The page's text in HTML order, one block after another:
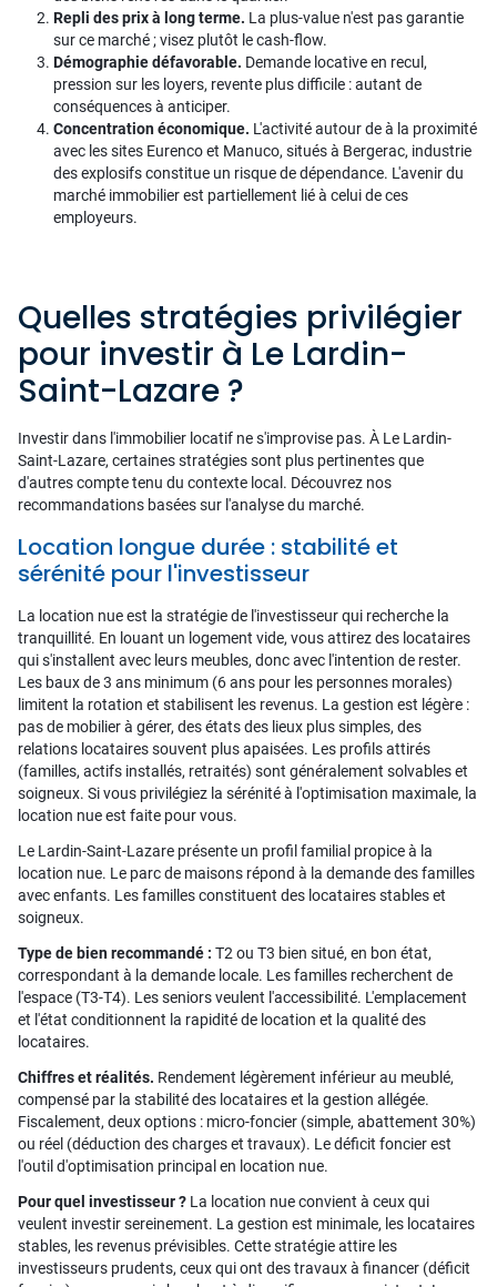
Repli des prix à long terme. La plus-value n'est pas garantie
sur ce marché ; visez plutôt le cash-flow.
Démographie défavorable. Demande locative en recul,
pression sur les loyers, revente plus difficile : autant de
conséquences à anticiper.
Concentration économique. L'activité autour de à la proximité
avec les sites Eurenco et Manuco, situés à Bergerac, industrie
des explosifs constitue un risque de dépendance. L'avenir du
marché immobilier est partiellement lié à celui de ces
employeurs.
Quelles stratégies privilégier
pour investir à Le Lardin-
Saint-Lazare ?
Investir dans l'immobilier locatif ne s'improvise pas. À Le Lardin-
Saint-Lazare, certaines stratégies sont plus pertinentes que
d'autres compte tenu du contexte local. Découvrez nos
recommandations basées sur l'analyse du marché.
Location longue durée : stabilité et
sérénité pour l'investisseur
La location nue est la stratégie de l'investisseur qui recherche la
tranquillité. En louant un logement vide, vous attirez des locataires
qui s'installent avec leurs meubles, donc avec l'intention de rester.
Les baux de 3 ans minimum (6 ans pour les personnes morales)
limitent la rotation et stabilisent les revenus. La gestion est légère :
pas de mobilier à gérer, des états des lieux plus simples, des
relations locataires souvent plus apaisées. Les profils attirés
(familles, actifs installés, retraités) sont généralement solvables et
soigneux. Si vous privilégiez la sérénité à l'optimisation maximale, la
location nue est faite pour vous.
Le Lardin-Saint-Lazare présente un profil familial propice à la
location nue. Le parc de maisons répond à la demande des familles
avec enfants. Les familles constituent des locataires stables et
soigneux.
Type de bien recommandé : T2 ou T3 bien situé, en bon état,
correspondant à la demande locale. Les familles recherchent de
l'espace (T3-T4). Les seniors veulent l'accessibilité. L'emplacement
et l'état conditionnent la rapidité de location et la qualité des
locataires.
Chiffres et réalités. Rendement légèrement inférieur au meublé,
compensé par la stabilité des locataires et la gestion allégée.
Fiscalement, deux options : micro-foncier (simple, abattement 30%)
ou réel (déduction des charges et travaux). Le déficit foncier est
l'outil d'optimisation principal en location nue.
Pour quel investisseur ? La location nue convient à ceux qui
veulent investir sereinement. La gestion est minimale, les locataires
stables, les revenus prévisibles. Cette stratégie attire les
investisseurs prudents, ceux qui ont des travaux à financer (déficit